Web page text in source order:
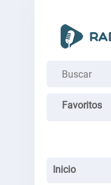
Favoritos
Inicio